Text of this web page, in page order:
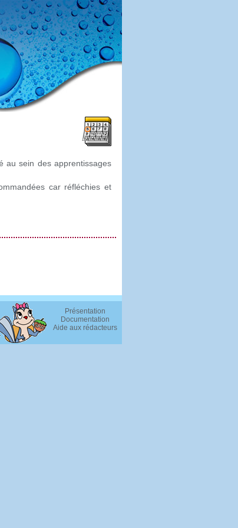
au sein des apprentissages
car réfléchies et
Présentation
Documentation
Aide aux rédacteurs